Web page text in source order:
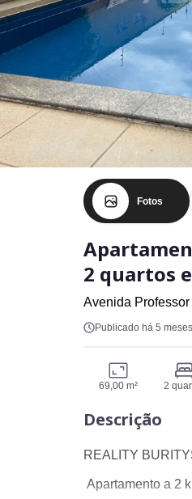
Fotos
2 quartos
Avenida
Publicado há 5 meses
69,00 m² 2
Descrição
REALITY
Apartamento a 2